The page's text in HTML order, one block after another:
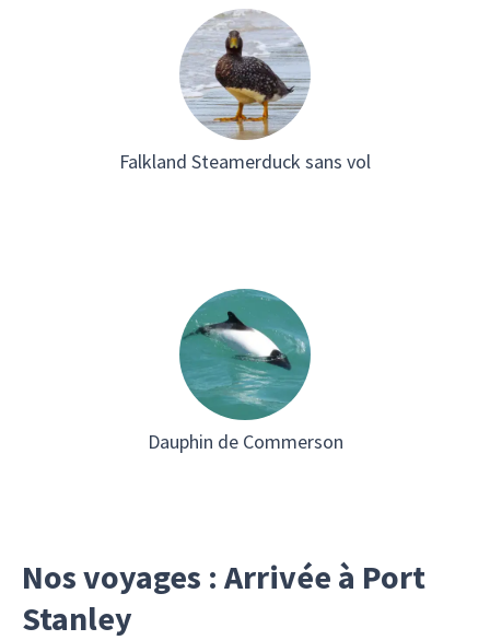
Falkland Steamerduck sans vol
Dauphin de Commerson
Nos voyages : Arrivée à Port
Stanley